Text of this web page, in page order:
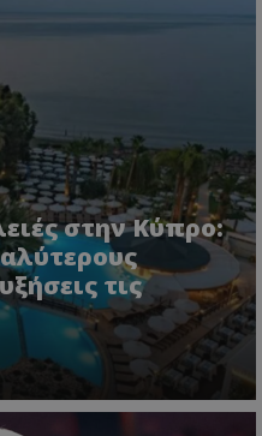
στην Κύπρο:
τις